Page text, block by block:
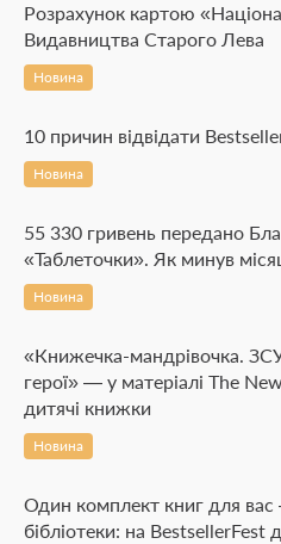
Розрахунок картою
Видавництва Старого Лева
Новина
10 причин відвідати
Новина
55 330 гривень передано
«Таблеточки». Як минув
Новина
«Книжечка-мандрівочка.
герої» — у матеріалі The
дитячі книжки
Новина
Один комплект книг для
бібліотеки: на BestsellerFest